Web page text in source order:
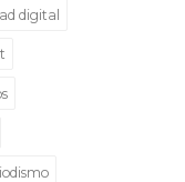
digital